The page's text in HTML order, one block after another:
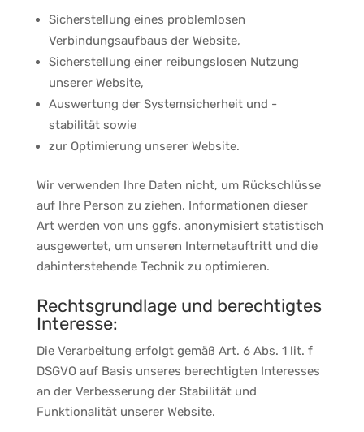
Sicherstellung eines problemlosen
Verbindungsaufbaus der Website,
Sicherstellung einer reibungslosen Nutzung
unserer Website,
Auswertung der Systemsicherheit und -
stabilität sowie
zur Optimierung unserer Website.
Wir verwenden Ihre Daten nicht, um Rückschlüsse
auf Ihre Person zu ziehen. Informationen dieser
Art werden von uns ggfs. anonymisiert statistisch
ausgewertet, um unseren Internetauftritt und die
dahinterstehende Technik zu optimieren.
Rechtsgrundlage und berechtigtes
Interesse:
Die Verarbeitung erfolgt gemäß Art. 6 Abs. 1 lit. f
DSGVO auf Basis unseres berechtigten Interesses
an der Verbesserung der Stabilität und
Funktionalität unserer Website.